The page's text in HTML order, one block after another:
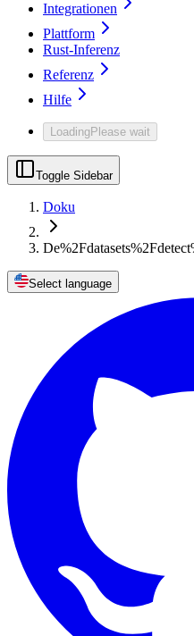
Integrationen
Plattform
Rust-Inferenz
Referenz
Hilfe
LoadingPlease wait
Toggle Sidebar
Doku
Select language